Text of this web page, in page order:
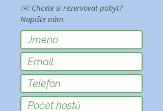
✉️ Chcete si rezervovat pobyt?
Napište nám.